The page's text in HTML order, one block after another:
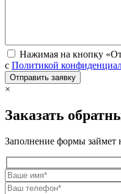
Нажимая на кнопку
с Политикой
×
Заказать
Заполнение формы займет